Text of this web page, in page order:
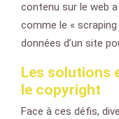
contenu sur le web
comme le «
données d’un site
Les solutions
le copyright
Face à ces défis,